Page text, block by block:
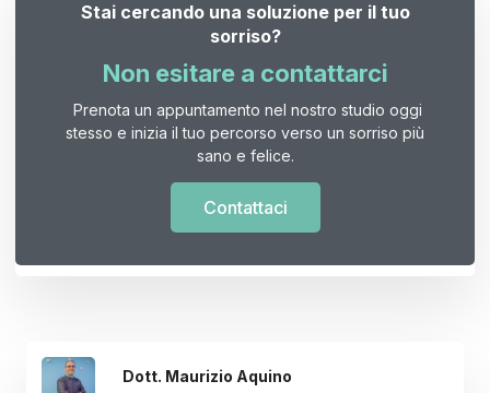
Stai cercando una soluzione per il tuo
sorriso?
Non esitare a contattarci
Prenota un appuntamento nel nostro studio oggi
stesso e inizia il tuo percorso verso un sorriso più
sano e felice.
Contattaci
Dott. Maurizio Aquino